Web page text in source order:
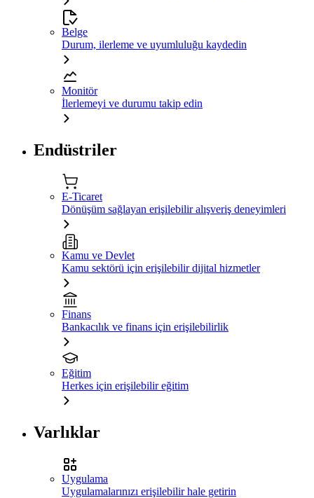
Belge
Durum, ilerleme ve uyumluluğu kaydedin
Monitör
İlerlemeyi ve durumu takip edin
Endüstriler
E-Ticaret
Dönüşüm sağlayan erişilebilir alışveriş deneyimleri
Kamu ve Devlet
Kamu sektörü için erişilebilir dijital hizmetler
Finans
Bankacılık ve finans için erişilebilirlik
Eğitim
Herkes için erişilebilir eğitim
Varlıklar
Uygulama
Uygulamalarınızı erişilebilir hale getirin